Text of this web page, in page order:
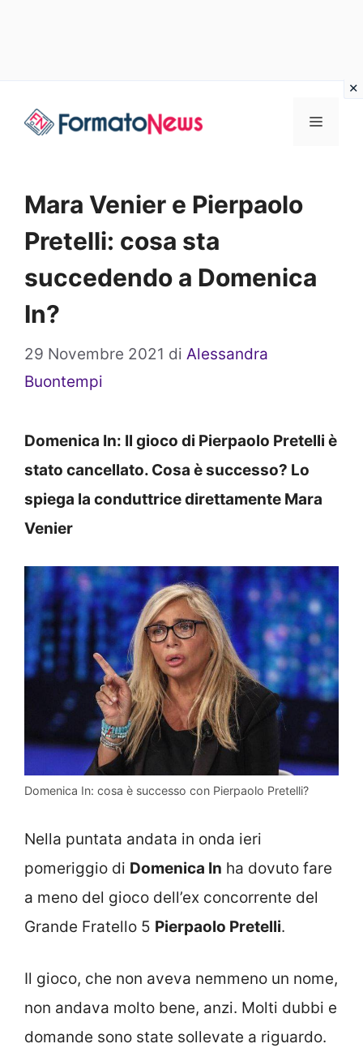
Menu
Mara Venier e Pierpaolo
Pretelli: cosa sta
succedendo a Domenica
In?
29 Novembre 2021 di Alessandra
Buontempi
Domenica In: Il gioco di Pierpaolo Pretelli è
stato cancellato. Cosa è successo? Lo
spiega la conduttrice direttamente Mara
Venier
Domenica In: cosa è successo con Pierpaolo Pretelli?
Nella puntata andata in onda ieri
pomeriggio di Domenica In ha dovuto fare
a meno del gioco dell’ex concorrente del
Grande Fratello 5 Pierpaolo Pretelli.
Il gioco, che non aveva nemmeno un nome,
non andava molto bene, anzi. Molti dubbi e
domande sono state sollevate a riguardo.